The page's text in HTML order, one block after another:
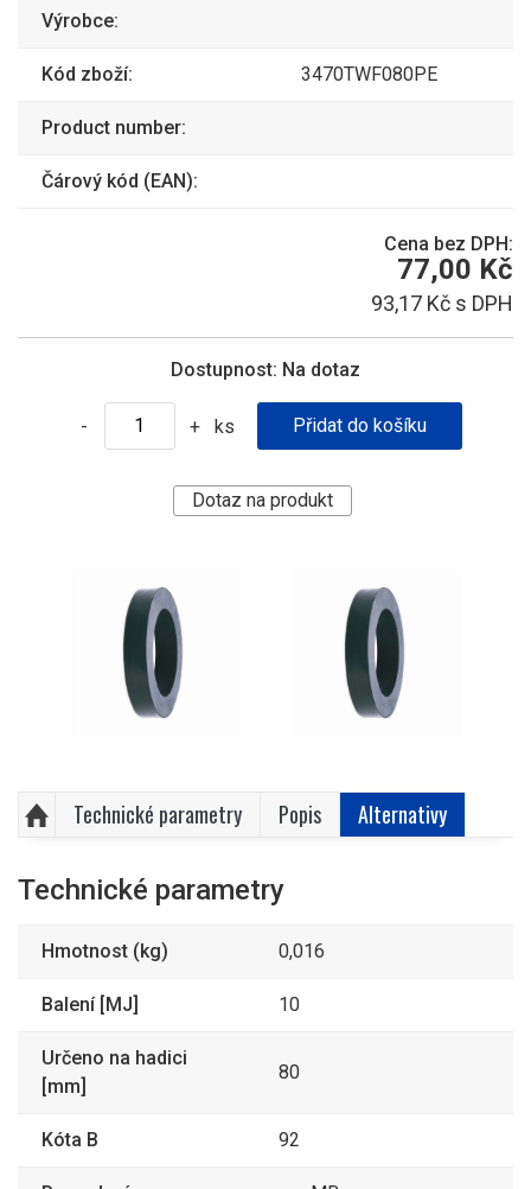
Výrobce:
Kód zboží: 3470TWF080PE
Product number:
Čárový kód (EAN):
Cena bez DPH:
77,00 Kč
93,17 Kč s DPH
Dostupnost: Na dotaz
- + ks
Dotaz na produkt
Technické parametry Popis Alternativy
Technické parametry
Hmotnost (kg) 0,016
Balení [MJ] 10
Určeno na hadici
[mm]
80
Kóta B 92